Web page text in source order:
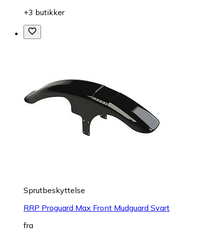
+3 butikker
Sprutbeskyttelse
RRP Proguard Max Front Mudguard Svart
fra